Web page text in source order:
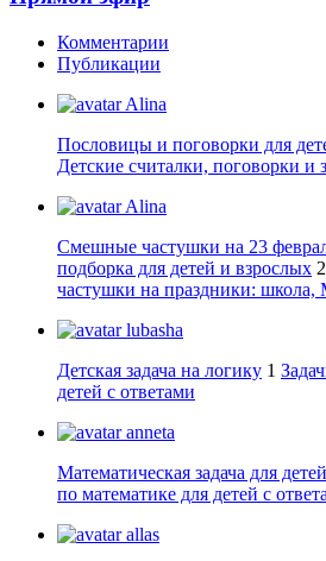
Комментарии
Публикации
Alina
Пословицы и поговорки для
Детские считалки, поговорки и
Alina
Смешные частушки на 23
подборка для детей и взрослых 2
частушки на праздники: школа,
lubasha
Детская задача на логику 1
детей с ответами
anneta
Математическая задача для детей
по математике для детей с
allas